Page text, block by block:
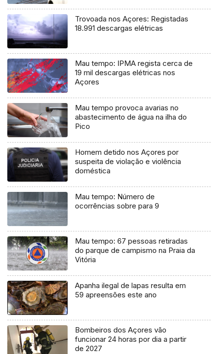
Trovoada nos Açores: Registadas
18.991 descargas elétricas
Mau tempo: IPMA regista cerca de
19 mil descargas elétricas nos
Açores
Mau tempo provoca avarias no
abastecimento de água na ilha do
Pico
Homem detido nos Açores por
suspeita de violação e violência
doméstica
Mau tempo: Número de
ocorrências sobre para 9
Mau tempo: 67 pessoas retiradas
do parque de campismo na Praia da
Vitória
Apanha ilegal de lapas resulta em
59 apreensões este ano
Bombeiros dos Açores vão
funcionar 24 horas por dia a partir
de 2027